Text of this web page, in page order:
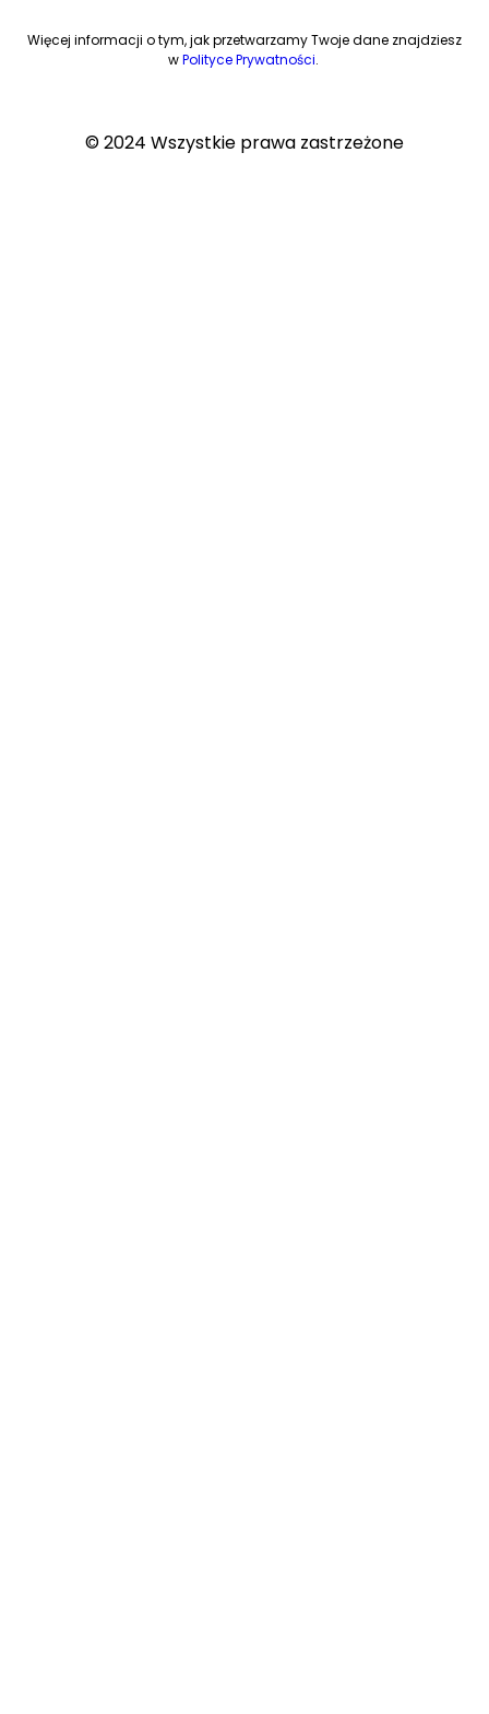
Więcej informacji o tym, jak przetwarzamy Twoje dane znajdziesz
wPolityce Prywatności.
© 2024 Wszystkie prawa zastrzeżone